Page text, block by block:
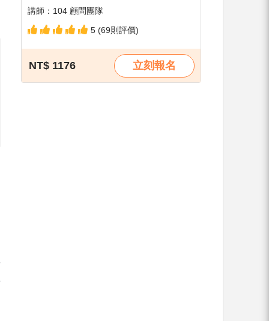
講師：104 顧問團隊
5 (69則評價)
NT$ 1176 立刻報名